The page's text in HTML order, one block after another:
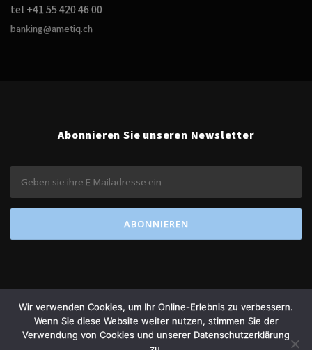
tel +41 55 420 46 00
banking@ametiq.ch
Abonnieren Sie unseren Newsletter
Wir verwenden Cookies, um Ihr Online-Erlebnis zu verbessern.
Wenn Sie diese Website weiter nutzen, stimmen Sie der
Verwendung von Cookies und unserer Datenschutzerklärung